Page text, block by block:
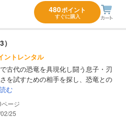
480ポイント
すぐに購入
ントレンタル
古代の恐竜を具現化し闘う息子・刃
を試すための相手を探し、恐竜との
む
25